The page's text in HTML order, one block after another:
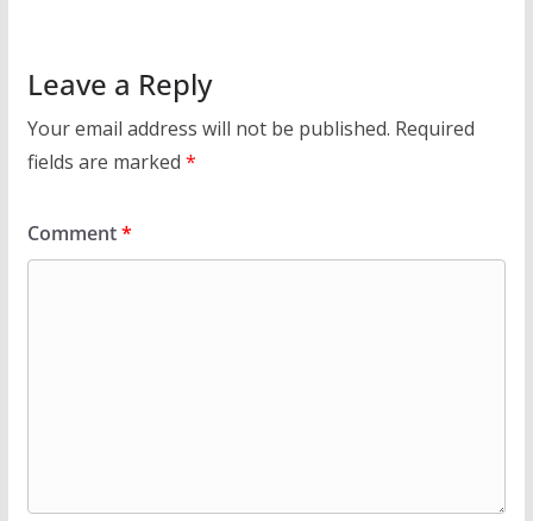
Leave a Reply
Your email address will not be published. Required
fields are marked *
Comment*